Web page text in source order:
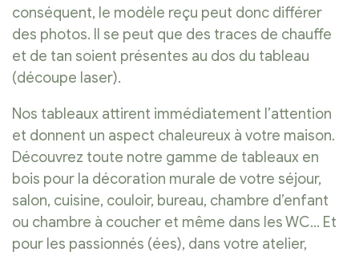
conséquent, le modèle reçu peut donc différer
des photos. Il se peut que des traces de chauffe
et de tan soient présentes au dos du tableau
(découpe laser).
Nos tableaux attirent immédiatement l’attention
et donnent un aspect chaleureux à votre maison.
Découvrez toute notre gamme de tableaux en
bois pour la décoration murale de votre séjour,
salon, cuisine, couloir, bureau, chambre d’enfant
ou chambre à coucher et même dans les WC… Et
pour les passionnés (ées), dans votre atelier,